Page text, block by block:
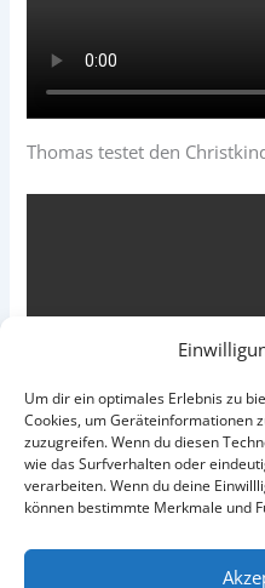
Um dir ein optimales Erlebnis zu
Cookies, um Geräteinformationen
zuzugreifen. Wenn du diesen
wie das Surfverhalten oder
verarbeiten. Wenn du deine
können bestimmte Merkmale und
Thomas testet den